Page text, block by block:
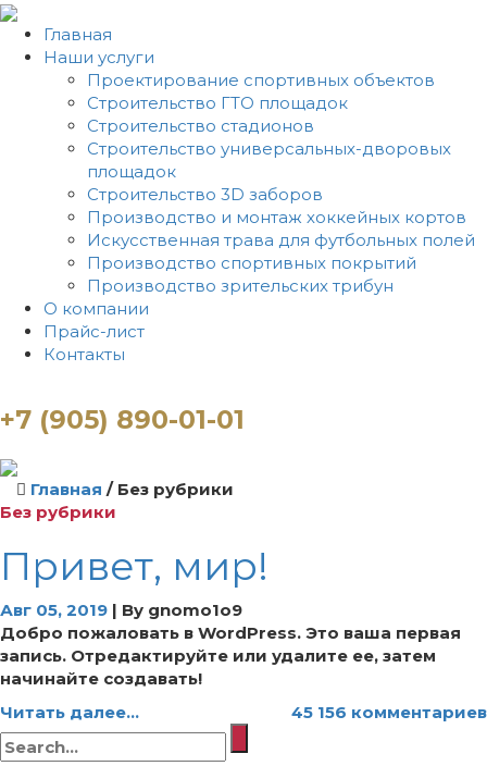
Главная
Наши услуги
Проектирование спортивных объектов
Строительство ГТО площадок
Строительство стадионов
Строительство универсальных-дворовых
площадок
Строительство 3D заборов
Производство и монтаж хоккейных кортов
Искусственная трава для футбольных полей
Производство спортивных покрытий
Производство зрительских трибун
О компании
Прайс-лист
Контакты
+7 (905) 890-01-01
Главная / Без рубрики
Без рубрики
Привет, мир!
Авг 05, 2019 | By gnomo1o9
Добро пожаловать в WordPress. Это ваша первая
запись. Отредактируйте или удалите ее, затем
начинайте создавать!
Читать далее...
45 156 комментариев
Искать: